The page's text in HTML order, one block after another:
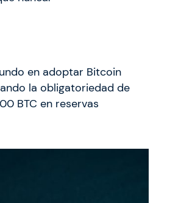
en adoptar Bitcoin
la obligatoriedad de
BTC en reservas